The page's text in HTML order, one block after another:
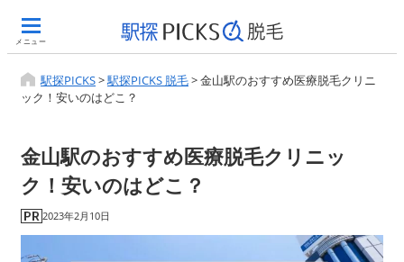
メニュー
駅探PICKS>駅探PICKS 脱毛>金山駅のおすすめ医療脱毛クリニ
ック！安いのはどこ？
金山駅のおすすめ医療脱毛クリニッ
ク！安いのはどこ？
2023年2月10日